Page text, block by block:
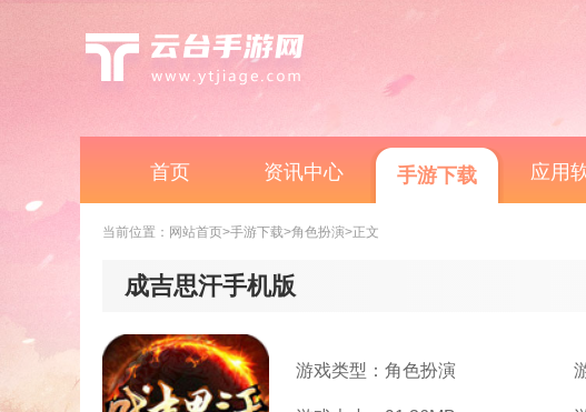
首页 资讯中心 手游下载 应用
当前位置： 网站首页>手游下载>角色扮演>正文
成吉思汗手机版
游戏类型：角色扮演